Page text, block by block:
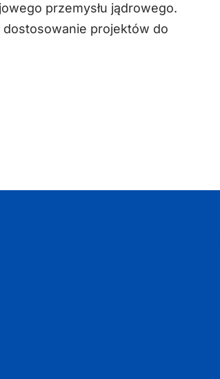
przemysłu jądrowego.
dostosowanie projektów do